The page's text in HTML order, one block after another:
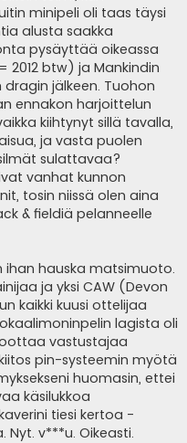
minipeli oli taas täysi
alusta saakka
pysäyttää oikeassa
2012 btw) ja Mankindin
jälkeen. Tuohon
ennakon harjoittelun
kiihtynyt sillä tavalla,
ja vasta puolen
sulattavaa?
vanhat kunnon
tosin niissä olen aina
& fieldiä pelanneelle
ihan hauska matsimuoto.
ja yksi CAW (Devon
kaikki kuusi ottelijaa
lagista oli
vastustajaa
pin-systeemin myötä
huomasin, ettei
käsilukkoa
tiesi kertoa -
Nyt. v***u. Oikeasti.